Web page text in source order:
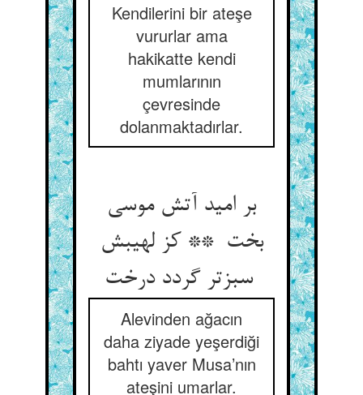
Kendilerini bir ateşe
vururlar ama
hakikatte kendi
mumlarının
çevresinde
dolanmaktadırlar.
بر امید آتش موسی
بخت ** کز لهیبش
سبزتر گردد درخت
Alevinden ağacın
daha ziyade yeşerdiği
bahtı yaver Musa’nın
ateşini umarlar.